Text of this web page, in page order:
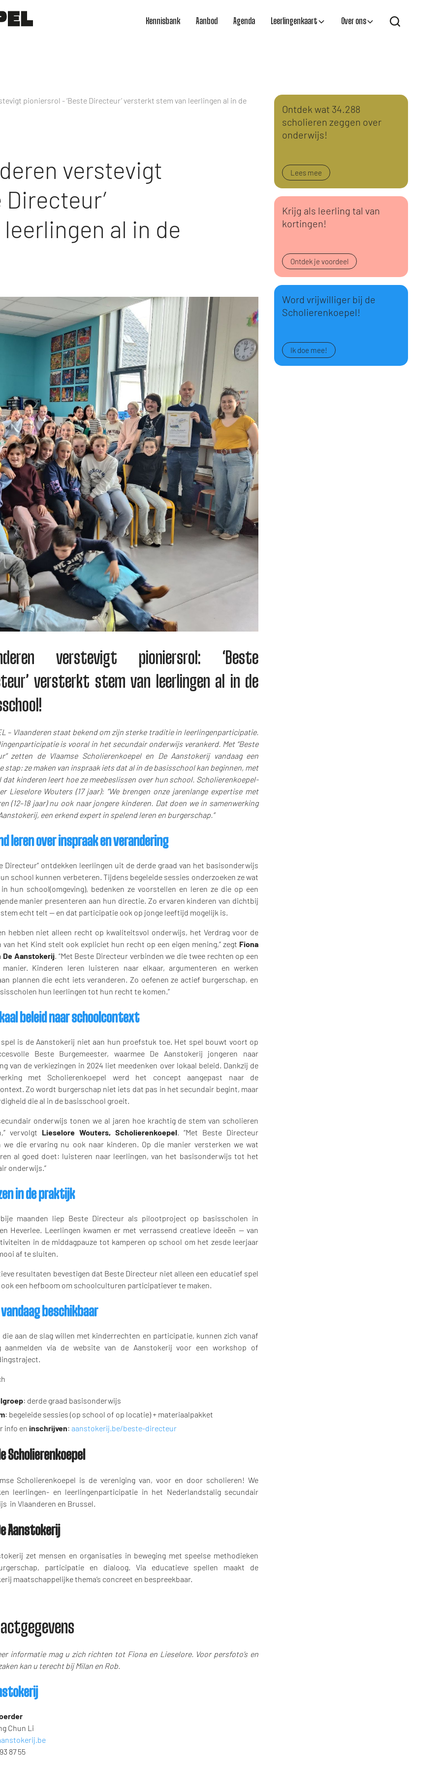
Kennisbank Aanbod Agenda Leerlingenkaart Over ons
pioniersrol - ‘Beste Directeur’ versterkt stem van leerlingen al in de
verstevigt
al in de
verstevigt pioniersrol: ‘Beste
versterkt stem van leerlingen al in de
– Vlaanderen staat bekend om zijn sterke traditie in leerlingenparticipatie.
is vooral in het secundair onderwijs verankerd. Met “Beste
zetten de Vlaamse Scholierenkoepel en De Aanstokerij vandaag een
stap: ze maken van inspraak iets dat al in de basisschool kan beginnen, met
dat kinderen leert hoe ze meebeslissen over hun school. Scholierenkoepel-
Lieselore Wouters (17 jaar): “We brengen onze jarenlange expertise met
(12–18 jaar) nu ook naar jongere kinderen. Dat doen we in samenwerking
een erkend expert in spelend leren en burgerschap.”
leren over inspraak en verandering
Directeur” ontdekken leerlingen uit de derde graad van het basisonderwijs
school kunnen verbeteren. Tijdens begeleide sessies onderzoeken ze wat
hun school(omgeving), bedenken ze voorstellen en leren ze die op een
manier presenteren aan hun directie. Zo ervaren kinderen van dichtbij
echt telt — en dat participatie ook op jonge leeftijd mogelijk is.
hebben niet alleen recht op kwaliteitsvol onderwijs, het Verdrag voor de
van het Kind stelt ook expliciet hun recht op een eigen mening,” zegt Fiona
De Aanstokerij. “Met Beste Directeur verbinden we die twee rechten op een
manier. Kinderen leren luisteren naar elkaar, argumenteren en werken
plannen die echt iets veranderen. Zo oefenen ze actief burgerschap, en
hun leerlingen tot hun recht te komen.”
beleid naar schoolcontext
is de Aanstokerij niet aan hun proefstuk toe. Het spel bouwt voort op
Beste Burgemeester, waarmee De Aanstokerij jongeren naar
van de verkiezingen in 2024 liet meedenken over lokaal beleid. Dankzij de
met Scholierenkoepel werd het concept aangepast naar de
Zo wordt burgerschap niet iets dat pas in het secundair begint, maar
die al in de basisschool groeit.
onderwijs tonen we al jaren hoe krachtig de stem van scholieren
vervolgt Lieselore Wouters, Scholierenkoepel. “Met Beste Directeur
we die ervaring nu ook naar kinderen. Op die manier versterken we wat
al goed doet: luisteren naar leerlingen, van het basisonderwijs tot het
onderwijs.”
in de praktijk
maanden liep Beste Directeur als pilootproject op basisscholen in
Heverlee. Leerlingen kwamen er met verrassend creatieve ideeën — van
in de middagpauze tot kamperen op school om het zesde leerjaar
af te sluiten.
resultaten bevestigen dat Beste Directeur niet alleen een educatief spel
een hefboom om schoolculturen participatiever te maken.
beschikbaar
die aan de slag willen met kinderrechten en participatie, kunnen zich vanaf
aanmelden via de website van de Aanstokerij voor een workshop of
: derde graad basisonderwijs
: begeleide sessies (op school of op locatie) + materiaalpakket
info en inschrijven: aanstokerij.be/beste-directeur
Scholierenkoepel
Scholierenkoepel is de vereniging van, voor en door scholieren! We
leerlingen- en leerlingenparticipatie in het Nederlandstalig secundair
in Vlaanderen en Brussel.
Aanstokerij
zet mensen en organisaties in beweging met speelse methodieken
participatie en dialoog. Via educatieve spellen maakt de
maatschappelijke thema’s concreet en bespreekbaar.
informatie mag u zich richten tot Fiona en Lieselore. Voor persfoto’s en
kan u terecht bij Milan en Rob.
Chun Li
87 55
Ontdek wat 34.288
scholieren zeggen over
onderwijs!
Lees mee
Krijg als leerling tal van
kortingen!
Ontdek je voordeel
Word vrijwilliger bij de
Scholierenkoepel!
Ik doe mee!